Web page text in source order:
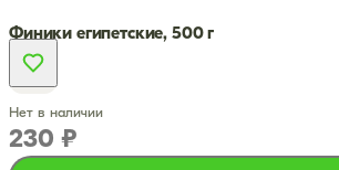
Финики египетские, 500 г
Нет в наличии
230 ₽